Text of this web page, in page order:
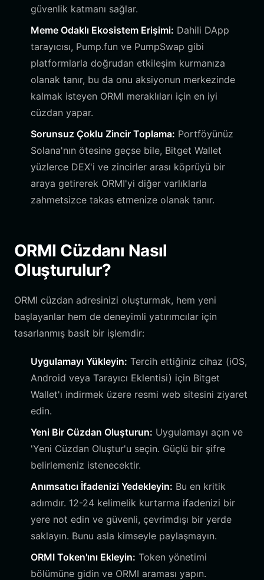
güvenlik katmanı sağlar.
Meme Odaklı Ekosistem Erişimi: Dahili DApp
tarayıcısı, Pump.fun ve PumpSwap gibi
platformlarla doğrudan etkileşim kurmanıza
olanak tanır, bu da onu aksiyonun merkezinde
kalmak isteyen ORMI meraklıları için en iyi
cüzdan yapar.
Sorunsuz Çoklu Zincir Toplama: Portföyünüz
Solana'nın ötesine geçse bile, Bitget Wallet
yüzlerce DEX'i ve zincirler arası köprüyü bir
araya getirerek ORMI'yi diğer varlıklarla
zahmetsizce takas etmenize olanak tanır.
ORMI Cüzdanı Nasıl
Oluşturulur?
ORMI cüzdan adresinizi oluşturmak, hem yeni
başlayanlar hem de deneyimli yatırımcılar için
tasarlanmış basit bir işlemdir:
Uygulamayı Yükleyin: Tercih ettiğiniz cihaz (iOS,
Android veya Tarayıcı Eklentisi) için Bitget
Wallet'ı indirmek üzere resmi web sitesini ziyaret
edin.
Yeni Bir Cüzdan Oluşturun: Uygulamayı açın ve
'Yeni Cüzdan Oluştur'u seçin. Güçlü bir şifre
belirlemeniz istenecektir.
Anımsatıcı İfadenizi Yedekleyin: Bu en kritik
adımdır. 12-24 kelimelik kurtarma ifadenizi bir
yere not edin ve güvenli, çevrimdışı bir yerde
saklayın. Bunu asla kimseyle paylaşmayın.
ORMI Token'ını Ekleyin: Token yönetimi
bölümüne gidin ve ORMI araması yapın.